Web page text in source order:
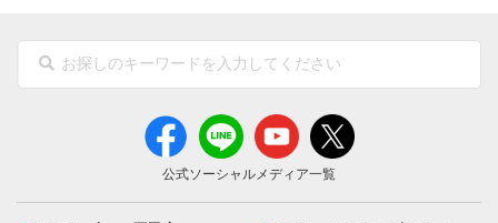
公式ソーシャルメディア一覧